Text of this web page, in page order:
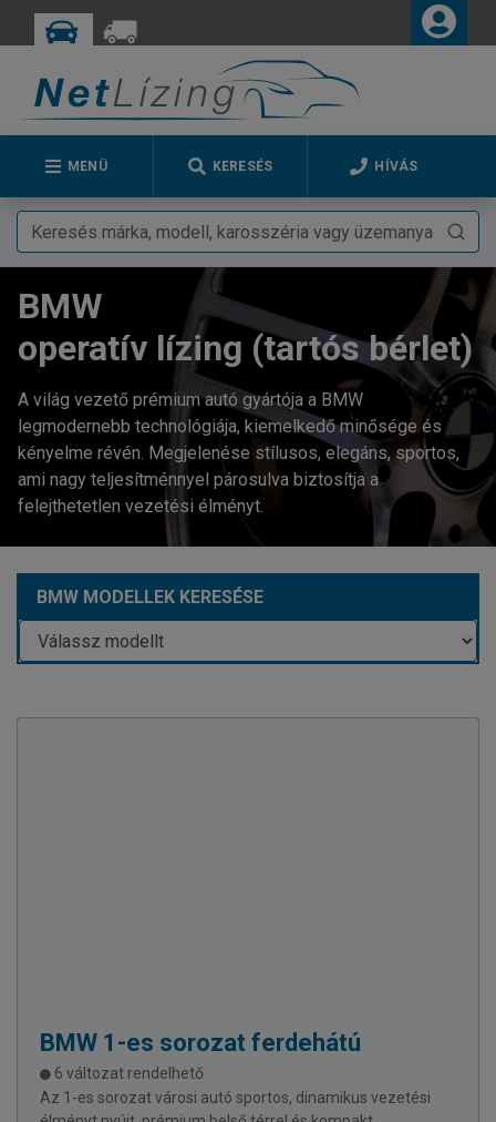
MENÜ KERESÉS HÍVÁS
BMW
operatív lízing (tartós bérlet)
A világ vezető prémium autó gyártója a BMW
legmodernebb technológiája, kiemelkedő minősége és
kényelme révén. Megjelenése stílusos, elegáns, sportos,
ami nagy teljesítménnyel párosulva biztosítja a
felejthetetlen vezetési élményt.
BMW MODELLEK KERESÉSE
BMW 1-es sorozat ferdehátú
6 változat rendelhető
Az 1-es sorozat városi autó sportos, dinamikus vezetési